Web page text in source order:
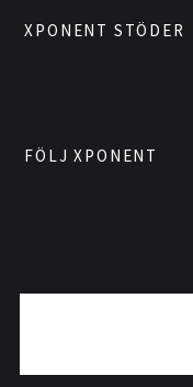
XPONENT STÖDER
FÖLJ XPONENT